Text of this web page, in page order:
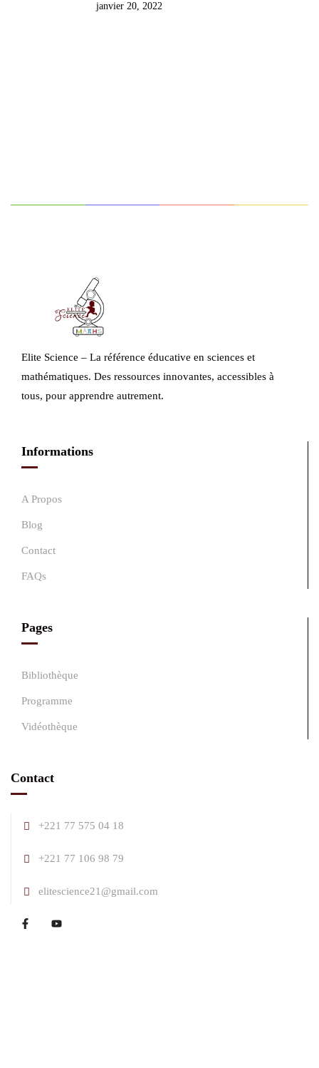
janvier 20, 2022
Elite Science – La référence éducative en sciences et
mathématiques. Des ressources innovantes, accessibles à
tous, pour apprendre autrement.
Informations
A Propos
Blog
Contact
FAQs
Pages
Bibliothèque
Programme
Vidéothèque
Contact
+221 77 575 04 18
+221 77 106 98 79
elitescience21@gmail.com